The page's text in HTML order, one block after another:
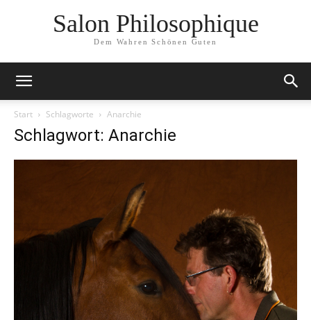
Salon Philosophique
Dem Wahren Schönen Guten
Start Schlagworte Anarchie
Schlagwort: Anarchie